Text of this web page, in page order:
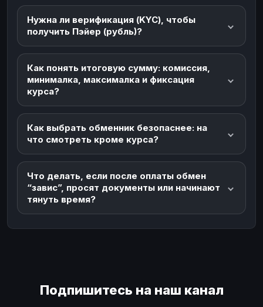
Нужна ли верификация (KYC), чтобы
получить Пэйер (рубль)?
Как понять итоговую сумму: комиссия,
минималка, максималка и фиксация
курса?
Как выбрать обменник безопаснее: на
что смотреть кроме курса?
Что делать, если после оплаты обмен
“завис”, просят документы или начинают
тянуть время?
Подпишитесь на наш канал